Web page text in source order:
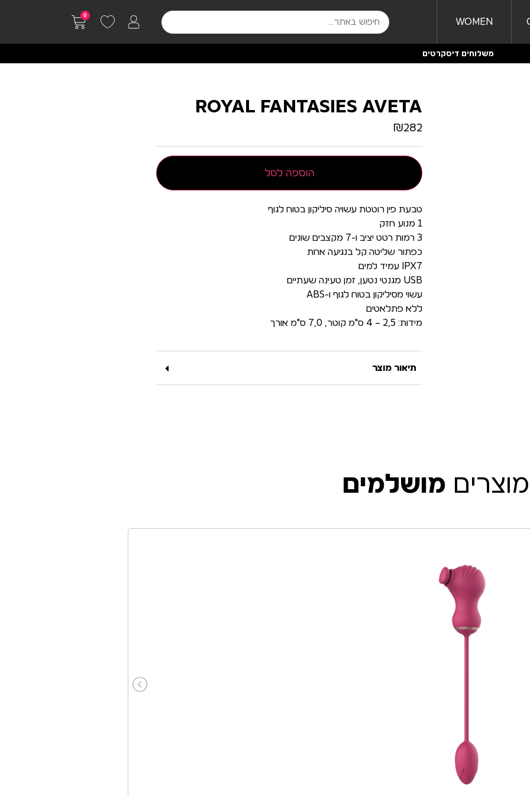
WOMEN
0
משלוחים דיסקרטים
ROYAL FANTASIES AVETA
₪282
הוספה לסל
טבעת פין רוטטת עשויה סיליקון בטוח לגוף
1 מנוע חזק
3 רמות רטט יציב ו-7 מקצבים שונים
כפתור שליטה קל בנגיעה אחת
IPX7 עמיד למים
USB מגנטי נטען, זמן טעינה שעתיים
עשוי מסיליקון בטוח לגוף ו-ABS
ללא פתלאטים
מידות: 2,5 – 4 ס"מ קוטר, 7,0 ס"מ אורך
תיאור מוצר
מושלמים